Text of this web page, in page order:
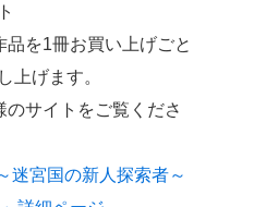
を1冊お買い上げごと
上げます。
サイトをご覧くださ
宮国の新人探索者～